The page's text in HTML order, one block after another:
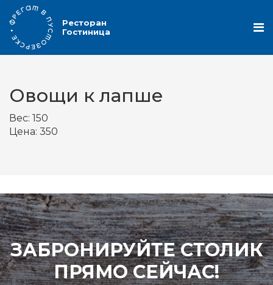
Ресторан
Гостиница
Овощи к лапше
Вес: 150
Цена: 350
ЗАБРОНИРУЙТЕ СТОЛИК
ПРЯМО СЕЙЧАС!